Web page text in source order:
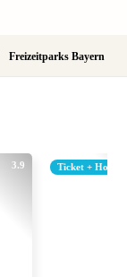
Freizeitparks Bayern
3.9 Ticket + Hotel